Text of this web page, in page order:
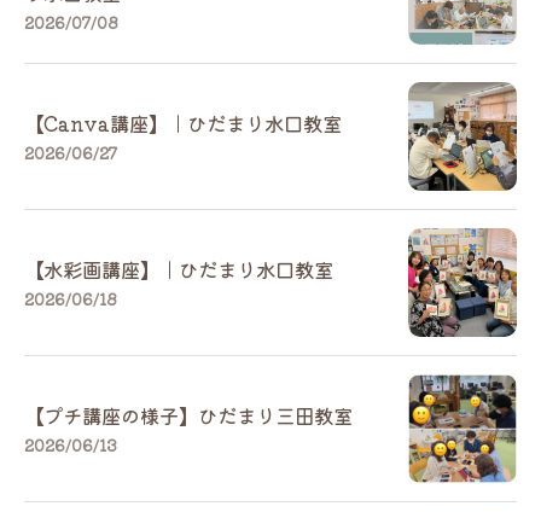
2026/07/08
【Canva講座】｜ひだまり水口教室
2026/06/27
【水彩画講座】｜ひだまり水口教室
2026/06/18
【プチ講座の様子】ひだまり三田教室
2026/06/13